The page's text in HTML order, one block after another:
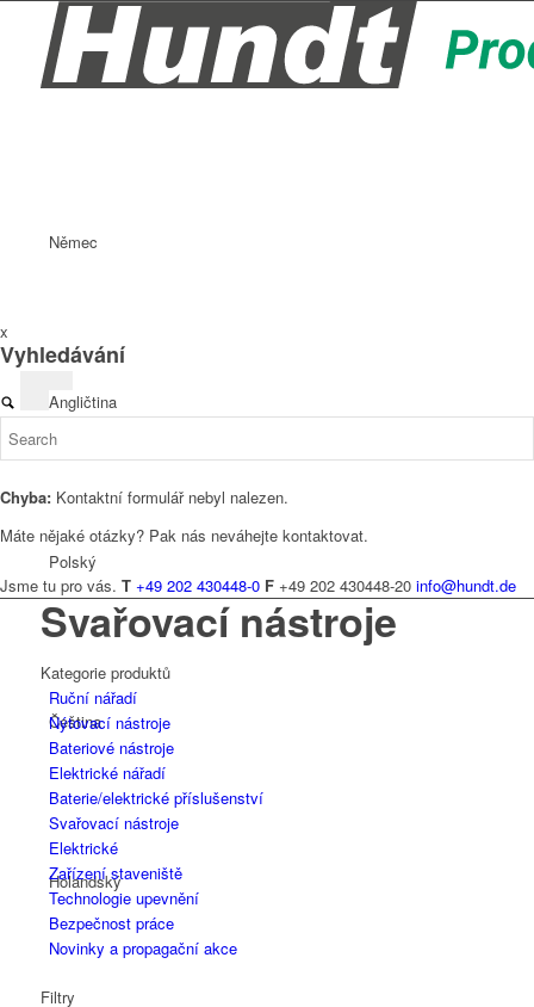
Němec
Angličtina
Polský
Čeština
Holandský
x
Vyhledávání
Chyba: Kontaktní formulář nebyl nalezen.
Máte nějaké otázky? Pak nás neváhejte kontaktovat.
Jsme tu pro vás. T +49 202 430448-0 F +49 202 430448-20 info@hundt.de
Svařovací nástroje
Kategorie produktů
Ruční nářadí
Nýtovací nástroje
Bateriové nástroje
Elektrické nářadí
Baterie/elektrické příslušenství
Svařovací nástroje
Elektrické
Zařízení staveniště
Technologie upevnění
Bezpečnost práce
Novinky a propagační akce
Filtry